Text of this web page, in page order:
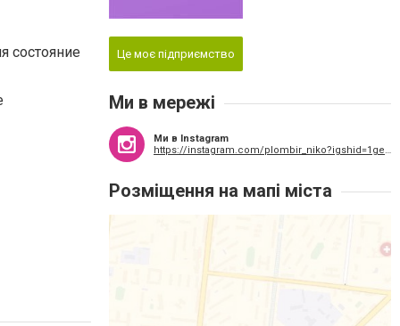
состояние Це моє підприємство
Ми в мережі
Ми в Instagram
Розміщення на мапі міста